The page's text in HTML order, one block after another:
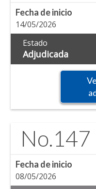
Fecha de inicio
14/05/2026
Estado
Adjudicada
No.147
Fecha de inicio
08/05/2026